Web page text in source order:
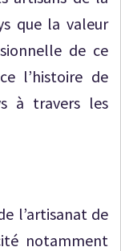
que la valeur
de ce
l’histoire de
à travers les
l’artisanat de
notamment